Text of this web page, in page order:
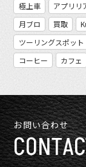
極上車
アプリリ
月ブロ
買取
ツーリングスポット
コーヒー
カフェ
お問い合わせ